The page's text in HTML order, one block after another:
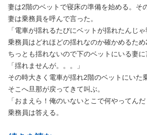
妻は2階のベットで寝床の準備を始める。そ
妻は乗務員を呼んで言った。
「電車が揺れるたびにベットが揺れたんじゃ
乗務員はどれほどの揺れなのか確かめるため
ちっとも揺れないので下のベットにいる妻に
「揺れませんが。。。」
その時大きく電車が揺れ2階のベットにいた
そこへ旦那が戻ってきて叫ぶ。
「おまえら！俺のいないとこで何やってんだ
乗務員は答える。